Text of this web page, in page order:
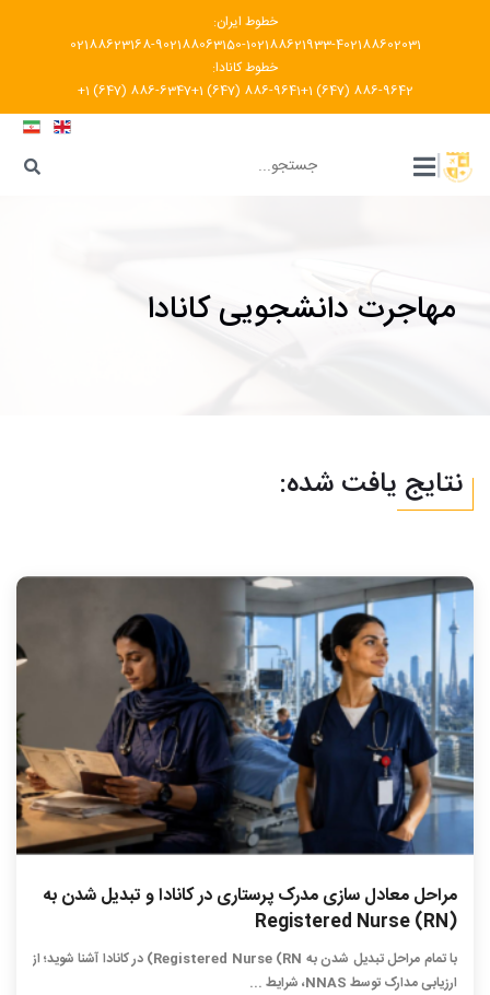
خطوط ایران:
02188623168-902188063150-102188621933-402188602031
خطوط کانادا:
+1 (647) 886-6347+1 (647) 886-9641+1 (647) 886-9642
|
مهاجرت دانشجویی کانادا
نتایج یافت شده:
مراحل معادل سازی مدرک پرستاری در کانادا و تبدیل شدن به
Registered Nurse (RN)
با تمام مراحل تبدیل شدن به Registered Nurse (RN) در کانادا آشنا شوید؛ از
ارزیابی مدارک توسط NNAS، شرایط ...